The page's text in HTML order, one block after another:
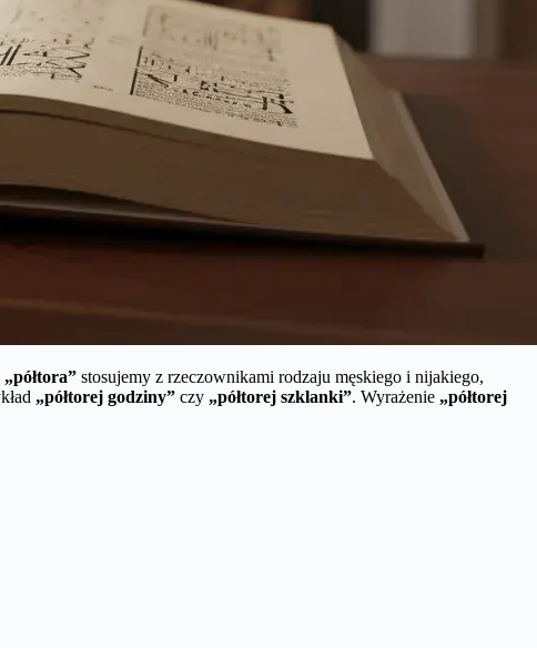
„półtora” stosujemy z rzeczownikami rodzaju męskiego i nijakiego,
„półtorej godziny” czy „półtorej szklanki”. Wyrażenie „półtorej